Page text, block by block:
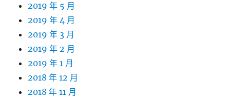
2019 年 5 月
2019 年 4 月
2019 年 3 月
2019 年 2 月
2019 年 1 月
2018 年 12 月
2018 年 11 月